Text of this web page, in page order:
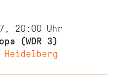
20:00 Uhr
(WDR 3)